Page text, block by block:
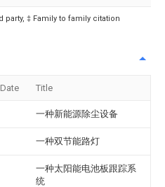
party, ‡ Family to family citation
Title
一种新能源除尘设备
一种双节能路灯
一种太阳能电池板跟踪系
统